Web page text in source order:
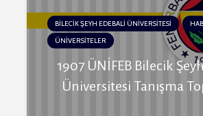
BİLECİK ŞEYH EDEBALİ ÜNİVERSİTESİ
ÜNİVERSİTELER
1907 ÜNİFEB Bilecik
Üniversitesi Tanışma